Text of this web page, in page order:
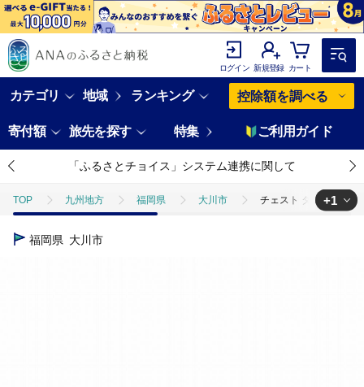
ログイン 新規登録 カート
カテゴリ 地域 ランキング 控除額を調べる
寄付額 旅先を探す 特集 ご利用ガイド
「ふるさとチョイス」システム連携に関して
TOP 九州地方 福岡県 大川市 チェスト タンス 幅156
TOP
+1
福岡県 大川市